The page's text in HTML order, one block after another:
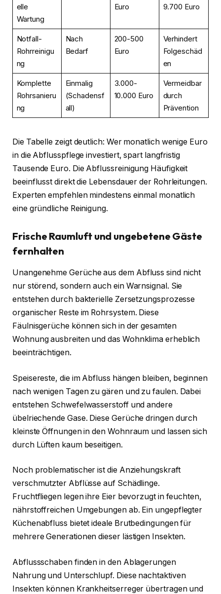
elle
Wartung
Euro
9.700 Euro
Notfall-
Rohrreinigu
ng
Nach
Bedarf
200-500
Euro
Verhindert
Folgeschäd
en
Komplette
Rohrsanieru
ng
Einmalig
(Schadensf
all)
3.000-
10.000 Euro
Vermeidbar
durch
Prävention
Die Tabelle zeigt deutlich: Wer monatlich wenige Euro
in die Abflusspflege investiert, spart langfristig
Tausende Euro. Die Abflussreinigung Häufigkeit
beeinflusst direkt die Lebensdauer der Rohrleitungen.
Experten empfehlen mindestens einmal monatlich
eine gründliche Reinigung.
Frische Raumluft und ungebetene Gäste
fernhalten
Unangenehme Gerüche aus dem Abfluss sind nicht
nur störend, sondern auch ein Warnsignal. Sie
entstehen durch bakterielle Zersetzungsprozesse
organischer Reste im Rohrsystem. Diese
Fäulnisgerüche können sich in der gesamten
Wohnung ausbreiten und das Wohnklima erheblich
beeinträchtigen.
Speisereste, die im Abfluss hängen bleiben, beginnen
nach wenigen Tagen zu gären und zu faulen. Dabei
entstehen Schwefelwasserstoff und andere
übelriechende Gase. Diese Gerüche dringen durch
kleinste Öffnungen in den Wohnraum und lassen sich
durch Lüften kaum beseitigen.
Noch problematischer ist die Anziehungskraft
verschmutzter Abflüsse auf Schädlinge.
Fruchtfliegen legen ihre Eier bevorzugt in feuchten,
nährstoffreichen Umgebungen ab. Ein ungepflegter
Küchenabfluss bietet ideale Brutbedingungen für
mehrere Generationen dieser lästigen Insekten.
Abflussschaben finden in den Ablagerungen
Nahrung und Unterschlupf. Diese nachtaktiven
Insekten können Krankheitserreger übertragen und